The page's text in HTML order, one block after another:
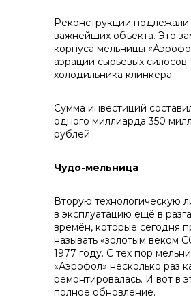
контакты отдела
Реконструкции подлежали
важнейших объекта. Это
корпуса мельницы
аэрации сырьевых
холодильника клинкера.
Сумма инвестиций
одного миллиарда 350
рублей.
Чудо-мельница
Вторую технологическую
в эксплуатацию ещё в
времён, которые сегодня
называть «золотым веком
1977 году. С тех пор
«Аэрофол» несколько раз
ремонтировалась. И вот в
полное обновление.